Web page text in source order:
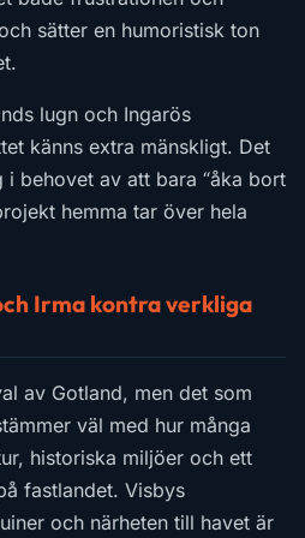
sätter en humoristisk ton
lugn och Ingarös
känns extra mänskligt. Det
i behovet av att bara “åka bort
hemma tar över hela
Irma kontra verkliga
av Gotland, men det som
väl med hur många
historiska miljöer och ett
fastlandet. Visbys
och närheten till havet är